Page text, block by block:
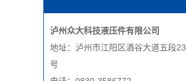
泸州众大科技液压件有限公司
地址：泸州市江阳区酒谷大道五段23
号